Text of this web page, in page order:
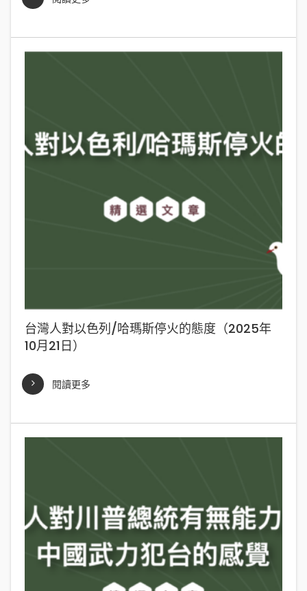
台灣人對以色列/哈瑪斯停火的態度（2025年
10月21日）
閱讀更多